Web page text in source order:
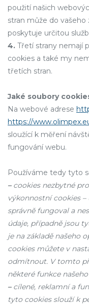
použití našich
stran může do
poskytuje určitou
4. Třetí strany nemají
cookies a také my
třetích stran.
Jaké soubory
Na webové adrese
https://
sloužící k měření
fungování webu.
Používáme tedy tyto
–cookies nezbytné
výkonnostní cookies
správně fungoval a
údaje, případně jsou
je na základě našeho
cookies můžete v
odmítnout. V tomto
některé funkce
–cílené, reklamní a
tyto cookies slouží k